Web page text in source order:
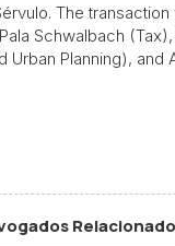
The
Schwalbach
Urban Planning), and